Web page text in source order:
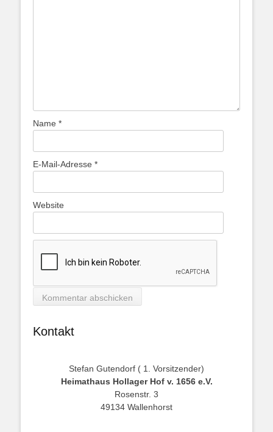
Name *
E-Mail-Adresse *
Website
Kontakt
Stefan Gutendorf ( 1. Vorsitzender)
Heimathaus Hollager Hof v. 1656 e.V.
Rosenstr. 3
49134 Wallenhorst